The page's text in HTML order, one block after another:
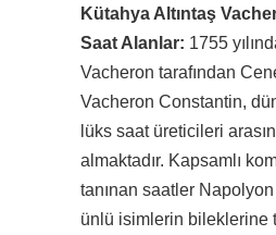
Kütahya Altıntaş
Saat Alanlar: 1755
Vacheron tarafından
Vacheron Constantin,
lüks saat üreticileri
almaktadır. Kapsamlı
tanınan saatler
ünlü isimlerin bileklerine